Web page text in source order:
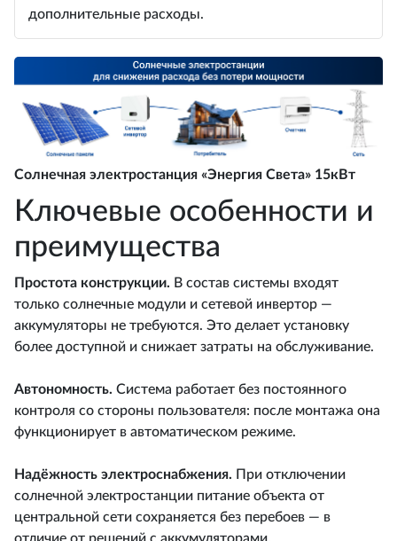
дополнительные расходы.
Солнечная электростанция «Энергия Света» 15кВт
Ключевые особенности и
преимущества
Простота конструкции. В состав системы входят
только солнечные модули и сетевой инвертор —
аккумуляторы не требуются. Это делает установку
более доступной и снижает затраты на обслуживание.
Автономность. Система работает без постоянного
контроля со стороны пользователя: после монтажа она
функционирует в автоматическом режиме.
Надёжность электроснабжения. При отключении
солнечной электростанции питание объекта от
центральной сети сохраняется без перебоев — в